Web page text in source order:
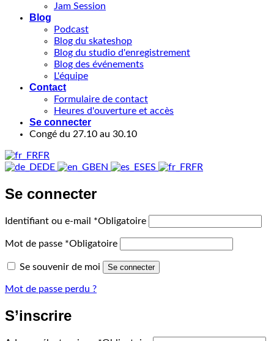
Jam Session
Blog
Podcast
Blog du skateshop
Blog du studio d'enregistrement
Blog des événements
L'équipe
Contact
Formulaire de contact
Heures d'ouverture et accès
Se connecter
Congé du 27.10 au 30.10
FR
DE
EN ES FR
Se connecter
Identifiant ou e-mail *Obligatoire
Mot de passe *Obligatoire
Se souvenir de moi Se connecter
Mot de passe perdu ?
S’inscrire